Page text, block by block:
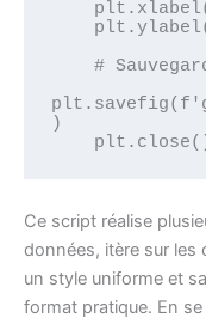
    # Sauvegarder l'image
)
Ce script réalise
données, itère sur les
un style uniforme et
format pratique. En